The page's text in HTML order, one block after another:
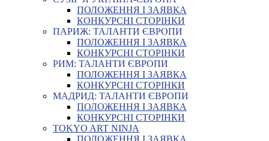
ПОЛОЖЕННЯ І ЗАЯВКА
КОНКУРСНІ СТОРІНКИ
ПАРИЖ: ТАЛАНТИ ЄВРОПИ
ПОЛОЖЕННЯ І ЗАЯВКА
КОНКУРСНІ СТОРІНКИ
РИМ: ТАЛАНТИ ЄВРОПИ
ПОЛОЖЕННЯ І ЗАЯВКА
КОНКУРСНІ СТОРІНКИ
МАДРИД: ТАЛАНТИ ЄВРОПИ
ПОЛОЖЕННЯ І ЗАЯВКА
КОНКУРСНІ СТОРІНКИ
TOKYO ART NINJA
ПОЛОЖЕННЯ І ЗАЯВКА